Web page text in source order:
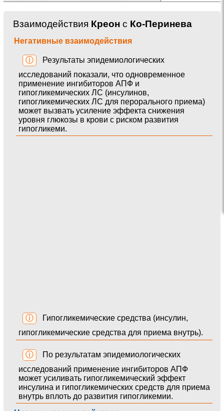
Взаимодействия Креон с Ко-Перинева
Негативные взаимодействия
ⓘ
Результаты эпидемиологических
исследований показали, что одновременное
применение ингибиторов АПФ и
гипогликемических ЛС (инсулинов,
гипогликемических ЛС для перорального приема)
может вызвать усиление эффекта снижения
уровня глюкозы в крови с риском развития
гипогликеми.
ⓘ
Гипогликемические средства (инсулин,
гипогликемические средства для приема внутрь).
ⓘ
По результатам эпидемиологических
исследований применение ингибиторов АПФ
может усиливать гипогликемический эффект
инсулина и гипогликемических средств для приема
внутрь вплоть до развития гипогликемии.